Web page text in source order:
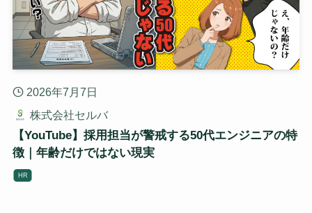
2026年7月7日
株式会社セルバ
【YouTube】採用担当が警戒する50代エンジニアの特
徴｜年齢だけではない現実
HR